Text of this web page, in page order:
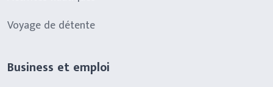
Voyage de détente
Business et emploi